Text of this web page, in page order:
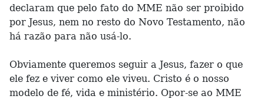
declaram que pelo fato do MME não ser proibido
por Jesus, nem no resto do Novo Testamento, não
há razão para não usá-lo.
Obviamente queremos seguir a Jesus, fazer o que
ele fez e viver como ele viveu. Cristo é o nosso
modelo de fé, vida e ministério. Opor-se ao MME